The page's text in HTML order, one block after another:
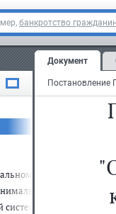
банкротство
набору функций
набора
учета и
Документ